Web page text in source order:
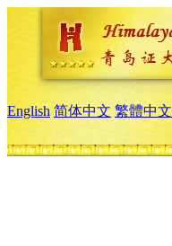
English 简体中文 繁體中文